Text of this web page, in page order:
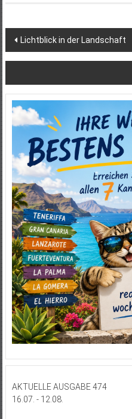
Beitragsnavigation
Lichtblick in der Landschaft
AKTUELLE AUSGABE 474
16.07. - 12.08.